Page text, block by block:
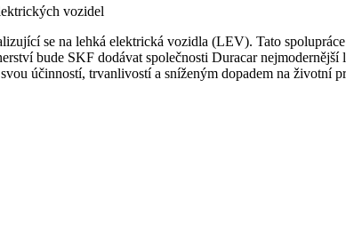
vozidel
se na lehká elektrická vozidla (LEV). Tato
bude SKF dodávat společnosti Duracar nejmodernější
účinností, trvanlivostí a sníženým dopadem na životní